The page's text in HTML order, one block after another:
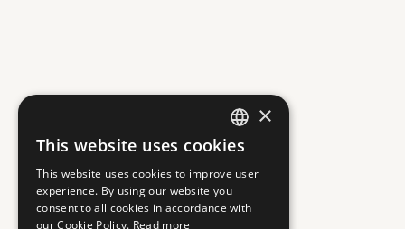
GREEK
ENGLISH
×
This website uses cookies
This website uses cookies to improve user
experience. By using our website you
consent to all cookies in accordance with
our Cookie Policy. Read more